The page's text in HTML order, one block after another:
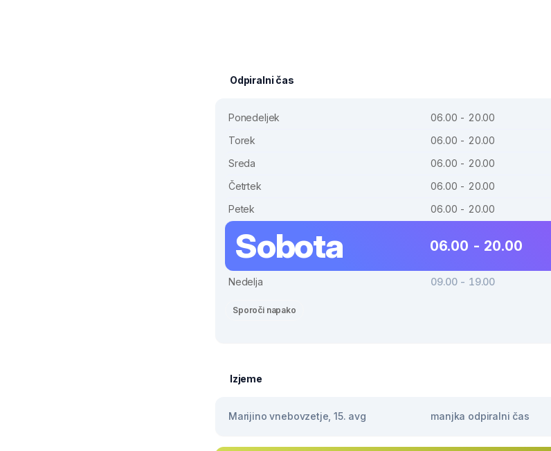
Odpiralni čas
Ponedeljek
06.00 - 20.00
Torek
06.00 - 20.00
Sreda
06.00 - 20.00
Četrtek
06.00 - 20.00
Petek
06.00 - 20.00
Sobota 06.00 - 20.00
Nedelja 09.00 - 19.00
Sporoči napako
Izjeme
Marijino vnebovzetje, 15. avg manjka odpiralni čas